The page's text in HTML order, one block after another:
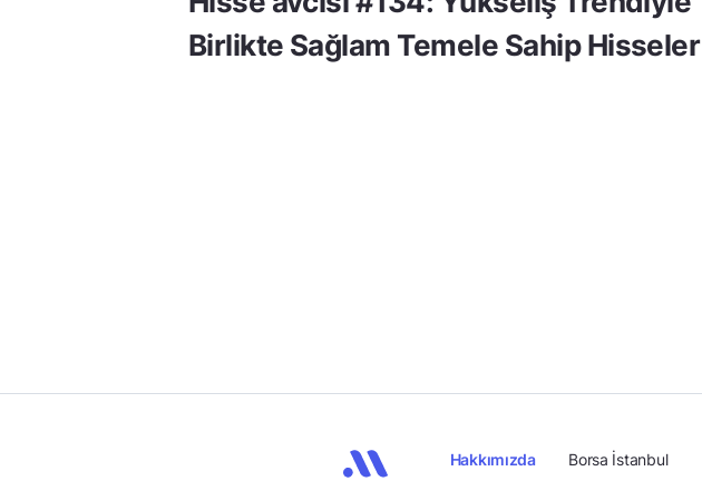
Birlikte Sağlam Temele Sahip Hisseler
Hakkımızda Borsa İstanbul